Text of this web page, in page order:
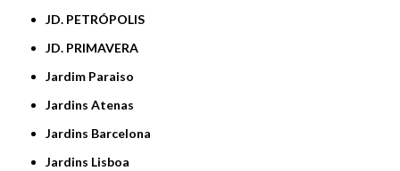
JD. PETRÓPOLIS
JD. PRIMAVERA
Jardim Paraiso
Jardins Atenas
Jardins Barcelona
Jardins Lisboa